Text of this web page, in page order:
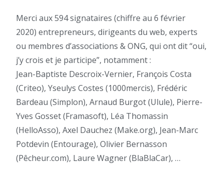
Merci aux 594 signataires (chiffre au 6 février
2020) entrepreneurs, dirigeants du web, experts
ou membres d’associations & ONG, qui ont dit “oui,
j’y crois et je participe”, notamment :
Jean-Baptiste Descroix-Vernier, François Costa
(Criteo), Yseulys Costes (1000mercis), Frédéric
Bardeau (Simplon), Arnaud Burgot (Ulule), Pierre-
Yves Gosset (Framasoft), Léa Thomassin
(HelloAsso), Axel Dauchez (Make.org), Jean-Marc
Potdevin (Entourage), Olivier Bernasson
(Pêcheur.com), Laure Wagner (BlaBlaCar), …